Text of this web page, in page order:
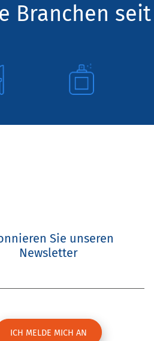
Branchen seit
Sie unseren
Newsletter